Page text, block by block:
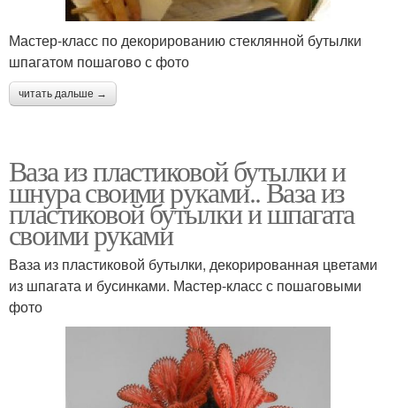
Мастер-класс по декорированию стеклянной бутылки
шпагатом пошагово с фото
читать дальше →
Ваза из пластиковой бутылки и
шнура своими руками.. Ваза из
пластиковой бутылки и шпагата
своими руками
Ваза из пластиковой бутылки, декорированная цветами
из шпагата и бусинками. Мастер-класс с пошаговыми
фото